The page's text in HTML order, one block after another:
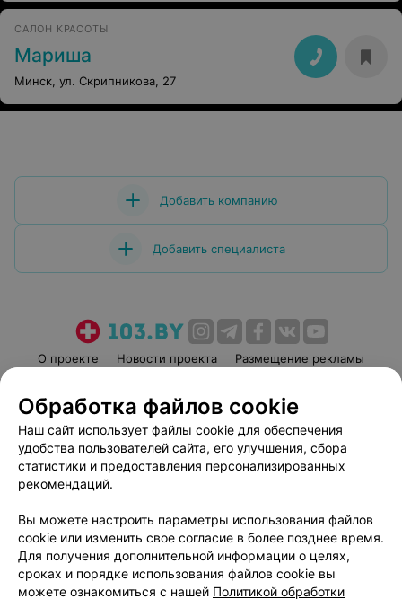
САЛОН КРАСОТЫ
Мариша
Минск, ул. Скрипникова, 27
Добавить компанию
Добавить специалиста
О проекте Новости проекта
Размещение рекламы
Пользовательское соглашение
Способы оплаты
Вакансии
Партнеры
Написать руководителю 103.by
Обработка персональных данных
Обработка файлов cookie
Наш сайт использует файлы cookie для обеспечения
удобства пользователей сайта, его улучшения, сбора
статистики и предоставления персонализированных
рекомендаций.
Вы можете настроить параметры использования файлов
cookie или изменить свое согласие в более позднее время.
Для получения дополнительной информации о целях,
сроках и порядке использования файлов cookie вы
можете ознакомиться с нашей Политикой обработки